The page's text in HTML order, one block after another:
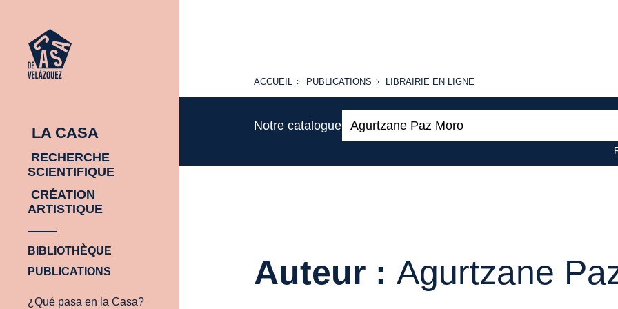
LA CASA
RECHERCHE
SCIENTIFIQUE
CRÉATION
ARTISTIQUE
BIBLIOTHÈQUE
PUBLICATIONS
¿Qué pasa en la Casa?
ACCUEIL
ACCUEIL PUBLICATIONS
PUBLICATIONS
LIBRAIRIE
LIBRAIRIE EN LIGNE
Notre catalogue:
Auteur :Agurtzane